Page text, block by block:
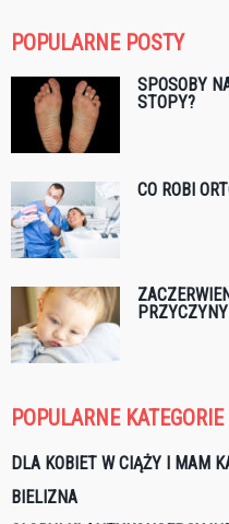
POPULARNE POSTY
SPOSOBY
STOPY?
CO ROBI
POPULARNE KATEGORIE
DLA KOBIET W CIĄŻY I MAM
BIELIZNA